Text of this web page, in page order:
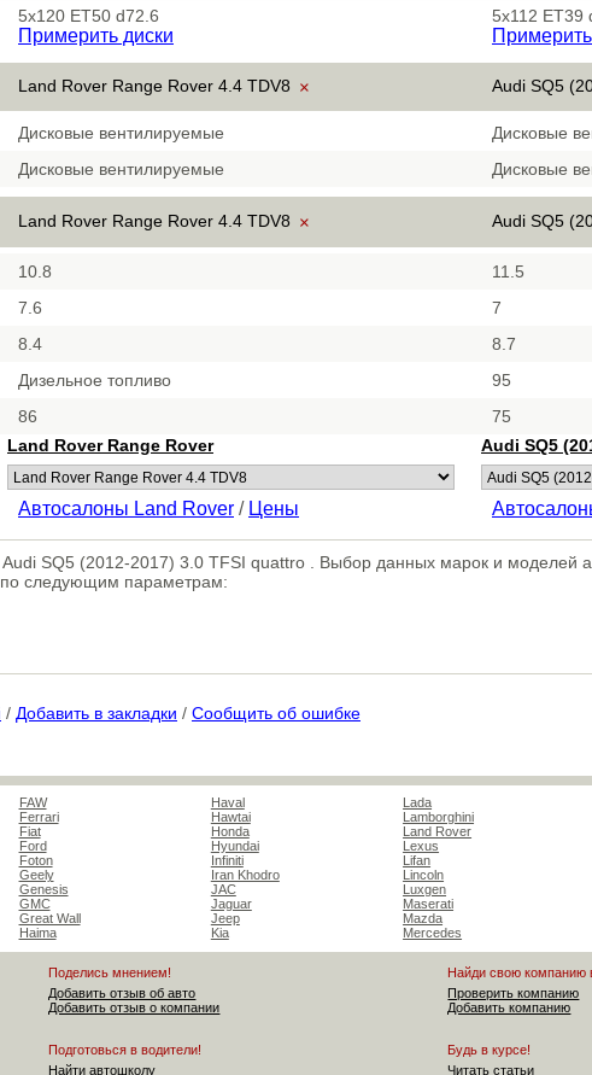
5x120 ET50 d72.6
Примерить диски
5x112 ET39
Land Rover Range Rover 4.4 TDV8 × Audi SQ5
Дисковые вентилируемые
Дисковые
Дисковые вентилируемые Дисковые
Land Rover Range Rover 4.4 TDV8 × Audi SQ5
10.8
11.5
7.6
7
8.4
8.7
Дизельное топливо
95
86 75
Land Rover Range Rover Audi SQ5
Автосалоны Land Rover / Цены
SQ5 (2012-2017) 3.0 TFSI quattro . Выбор данных марок и моделей
по следующим параметрам:
/ Добавить в закладки / Сообщить об ошибке
FAW
Ferrari
Fiat
Ford
Foton
Geely
Genesis
GMC
Great Wall
Haima
Haval
Hawtai
Honda
Hyundai
Infiniti
Iran Khodro
JAC
Jaguar
Jeep
Kia
Lada
Lamborghini
Land Rover
Lexus
Lifan
Lincoln
Luxgen
Maserati
Mazda
Mercedes
Поделись мнением!
Добавить отзыв об авто
Добавить отзыв о компании
Найди свою компанию
Проверить компанию
Добавить компанию
Подготовься в водители!
Найти автошколу
Будь в курсе!
Читать статьи